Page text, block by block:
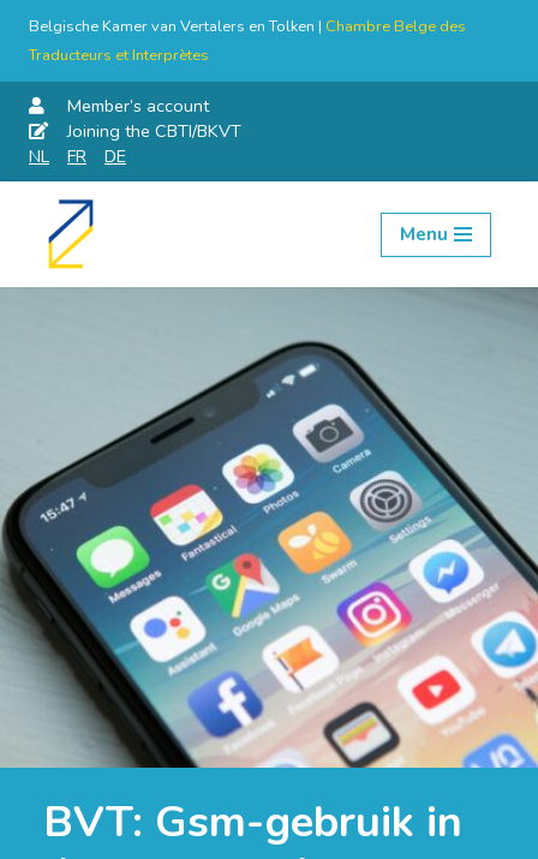
Belgische Kamer van Vertalers en Tolken | Chambre Belge des
Traducteurs et Interprètes
Member’s account
Joining the CBTI/BKVT
NL
FR DE
Skip
Menu
BVT: Gsm-gebruik in